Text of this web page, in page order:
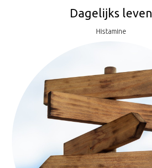
Dagelijks leven
Histamine